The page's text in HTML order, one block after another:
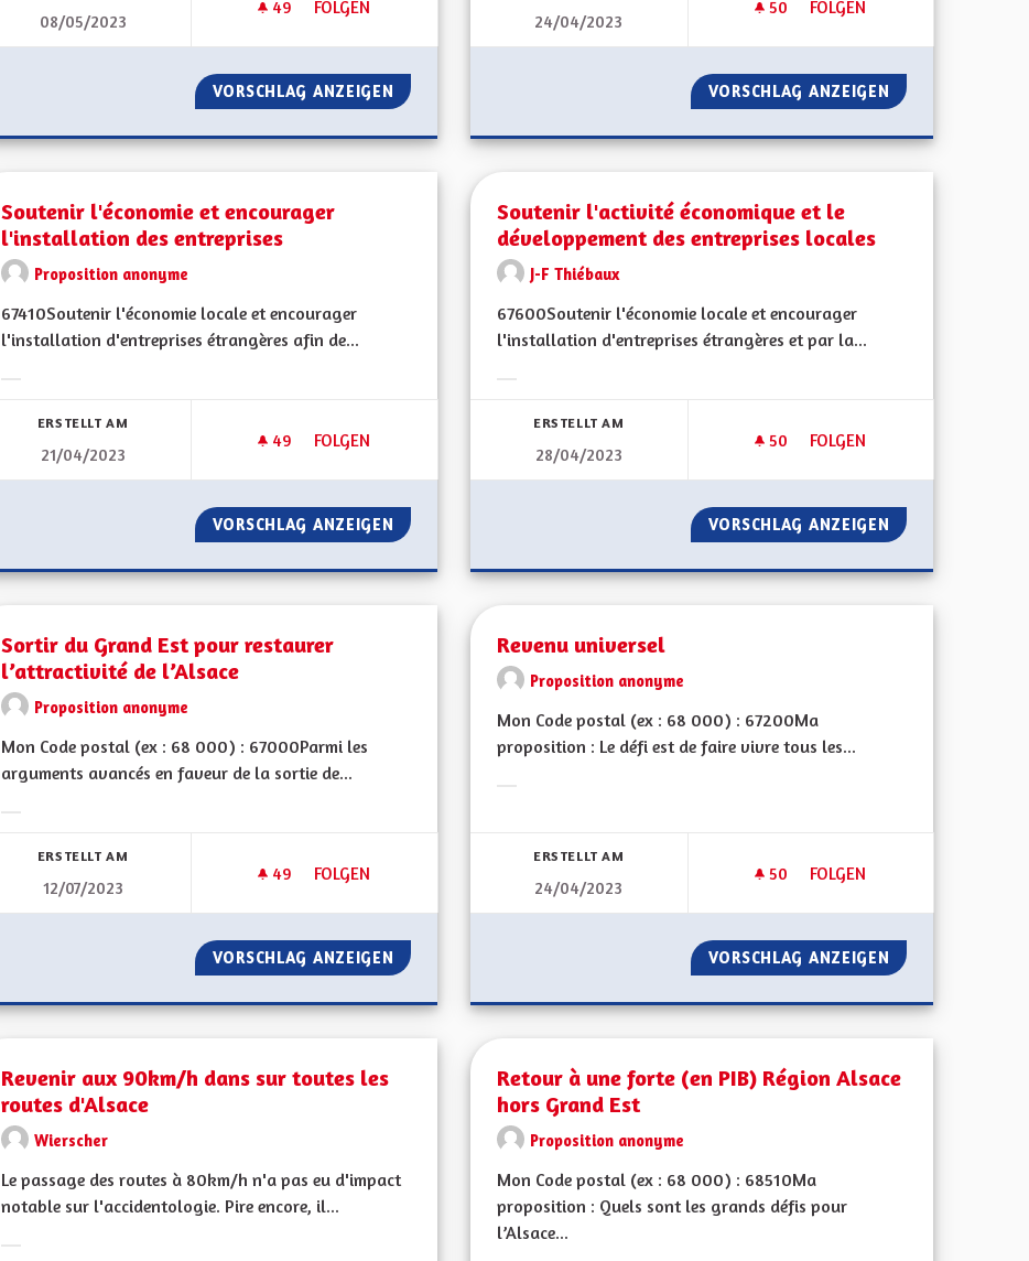
08/05/2023
49 49 FOLLOWER
FOLGEN
TRANSPORT DES PERSONNES
VORSCHLAG ANZEIGEN TRANSPORT DES PERSONNES
24/04/2023
50 50 FOLLOWER
FOLGEN
TOTALEMENT BILINGUE
VORSCHLAG ANZEIGEN TOTALEMENT
Soutenir l'économie et encourager
l'installation des entreprises
Proposition anonyme
67410Soutenir l'économie locale et encourager
l'installation d'entreprises étrangères afin de...
ERSTELLT AM
21/04/2023
49 49 FOLLOWER
FOLGEN
SOUTENIR L'ÉCONOMIE ET ENCOURAGER L'INSTALLATION DES ENTREPRISES
VORSCHLAG ANZEIGEN SOUTENIR L'ÉCONOMIE ET ENCOURAGER L'INSTALLATION DES ENTREPRISES
Soutenir l'activité économique et le
développement des entreprises locales
J-F Thiébaux
67600Soutenir l'économie locale et encourager
l'installation d'entreprises étrangères et par la...
ERSTELLT AM
28/04/2023
50 50 FOLLOWER
FOLGEN
SOUTENIR L'ACTIVITÉ
VORSCHLAG ANZEIGEN SOUTENIR
Sortir du Grand Est pour restaurer
l’attractivité de l’Alsace
Proposition anonyme
Mon Code postal (ex : 68 000) : 67000Parmi les
arguments avancés en faveur de la sortie de...
ERSTELLT AM
12/07/2023
49 49 FOLLOWER
FOLGEN
SORTIR DU GRAND EST POUR RESTAURER L’ATTRACTIVITÉ DE L’ALSACE
VORSCHLAG ANZEIGEN SORTIR DU GRAND EST POUR RESTAURER L’ATTRACTIVITÉ DE L’ALSACE
Revenu universel
Proposition anonyme
Mon Code postal (ex : 68 000) : 67200Ma
proposition : Le défi est de faire vivre tous les...
ERSTELLT AM
24/04/2023
50 50 FOLLOWER
FOLGEN
REVENU UNIVERSEL
VORSCHLAG ANZEIGEN REVENU
Revenir aux 90km/h dans sur toutes les
routes d'Alsace
Wierscher
Le passage des routes à 80km/h n'a pas eu d'impact
notable sur l'accidentologie. Pire encore, il...
Retour à une forte (en PIB) Région Alsace
hors Grand Est
Proposition anonyme
Mon Code postal (ex : 68 000) : 68510Ma
proposition : Quels sont les grands défis pour
l’Alsace...